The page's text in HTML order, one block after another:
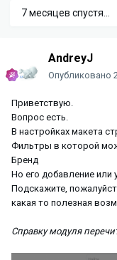
7 месяцев спустя...
AndreyJ
Опубликовано
Приветствую.
Вопрос есть.
В настройках макета
Фильтры в которой
Бренд
Но его добавление или
Подскажите,
какая то полезная
Справку модуля